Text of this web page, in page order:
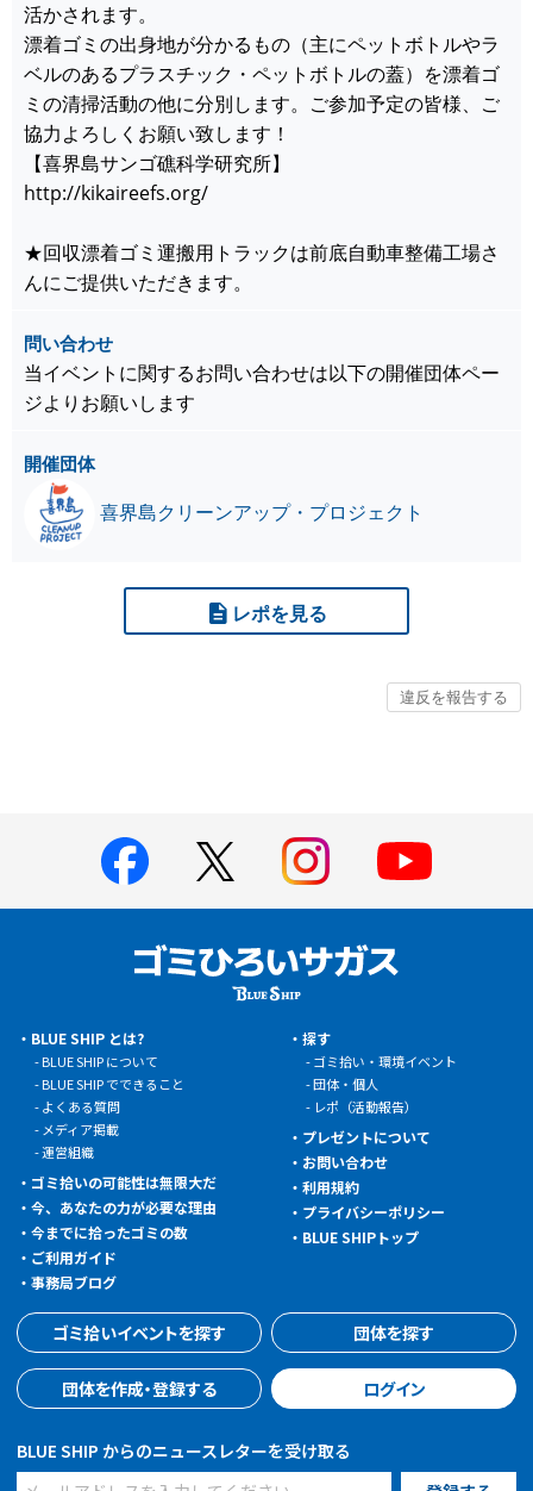
活かされます。
漂着ゴミの出身地が分かるもの（主にペットボトルやラ
ベルのあるプラスチック・ペットボトルの蓋）を漂着ゴ
ミの清掃活動の他に分別します。ご参加予定の皆様、ご
協力よろしくお願い致します！
【喜界島サンゴ礁科学研究所】
http://kikaireefs.org/
★回収漂着ゴミ運搬用トラックは前底自動車整備工場さ
んにご提供いただきます。
問い合わせ
当イベントに関するお問い合わせは以下の開催団体ペー
ジよりお願いします
開催団体
喜界島クリーンアップ・プロジェクト
レポを見る
BLUE SHIP とは?
BLUE SHIP について
BLUE SHIP でできること
よくある質問
メディア掲載
運営組織
ゴミ拾いの可能性は無限大だ
今、あなたの力が必要な理由
今までに拾ったゴミの数
ご利用ガイド
事務局ブログ
探す
ゴミ拾い・環境イベント
団体・個人
レポ（活動報告）
プレゼントについて
お問い合わせ
利用規約
プライバシーポリシー
BLUE SHIPトップ
ゴミ拾いイベントを探す 団体を探す
団体を作成・登録する ログイン
BLUE SHIP からのニュースレターを受け取る